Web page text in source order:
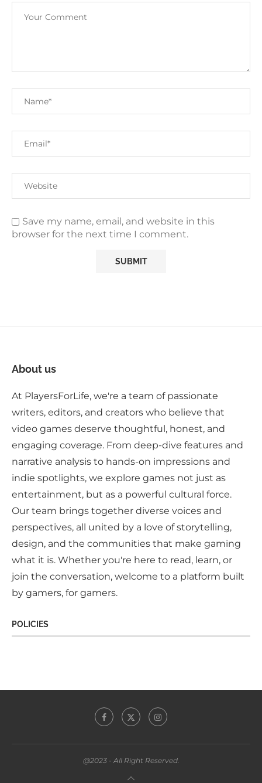
Save my name, email, and website in this
browser for the next time I comment.
About us
At PlayersForLife, we're a team of passionate
writers, editors, and creators who believe that
video games deserve thoughtful, honest, and
engaging coverage. From deep-dive features and
narrative analysis to hands-on impressions and
indie spotlights, we explore games not just as
entertainment, but as a powerful cultural force.
Our team brings together diverse voices and
perspectives, all united by a love of storytelling,
design, and the communities that make gaming
what it is. Whether you're here to read, learn, or
join the conversation, welcome to a platform built
by gamers, for gamers.
POLICIES
@2023 - All Right Reserved.